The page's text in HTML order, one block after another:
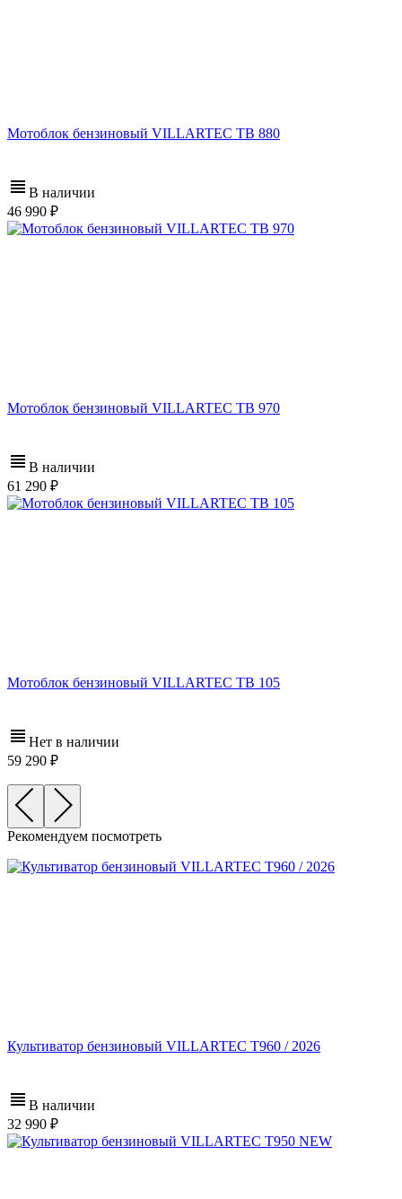
Мотоблок бензиновый VILLARTEC ТВ 880
В наличии
46 990
Мотоблок бензиновый VILLARTEC TВ 970
В наличии
61 290
Мотоблок бензиновый VILLARTEC TB 105
Нет в наличии
59 290
Рекомендуем посмотреть
Культиватор бензиновый VILLARTEC T960 / 2026
В наличии
32 990